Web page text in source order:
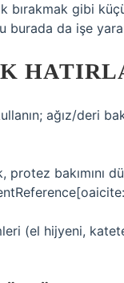
bırakmak gibi
burada da işe
ağız/deri
bakımını
(el hijyeni,